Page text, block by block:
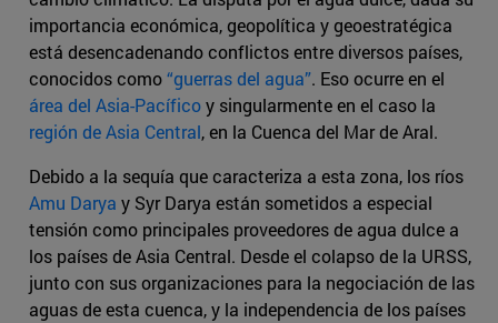
importancia económica, geopolítica y geoestratégica
está desencadenando conflictos entre diversos países,
conocidos como“guerras del agua”. Eso ocurre en el
área del Asia-Pacíficoy singularmente en el caso la
región de Asia Central, en la Cuenca del Mar de Aral.
Debido a la sequía que caracteriza a esta zona, los ríos
Amu Darya y Syr Darya están sometidos a especial
tensión como principales proveedores de agua dulce a
los países de Asia Central. Desde el colapso de la URSS,
junto con sus organizaciones para la negociación de las
aguas de esta cuenca, y la independencia de los países